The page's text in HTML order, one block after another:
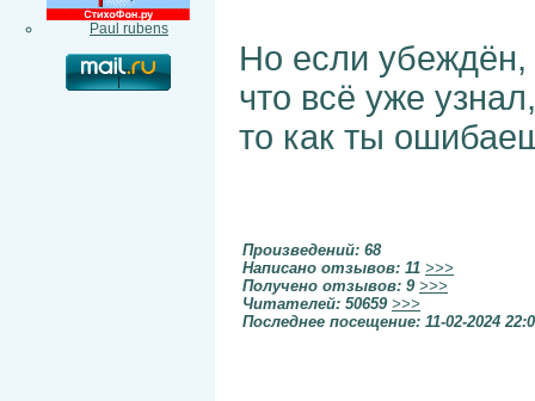
Paul rubens
Но если убеждён,
что всё уже узнал,
то как ты
Произведений: 68
Написано отзывов: 11 >>>
Получено отзывов: 9 >>>
Читателей: 50659 >>>
Последнее посещение: 11-02-2024